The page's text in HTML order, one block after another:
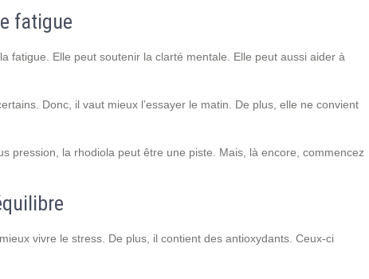
fatigue
fatigue. Elle peut soutenir la clarté mentale. Elle peut aussi aider à
Donc, il vaut mieux l’essayer le matin. De plus, elle ne convient
pression, la rhodiola peut être une piste. Mais, là encore, commencez
vivre le stress. De plus, il contient des antioxydants. Ceux-ci